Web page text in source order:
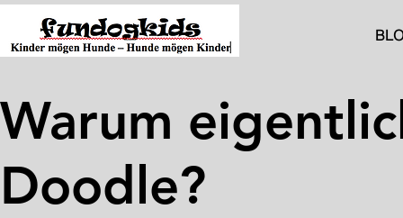
Warum
Doodle?